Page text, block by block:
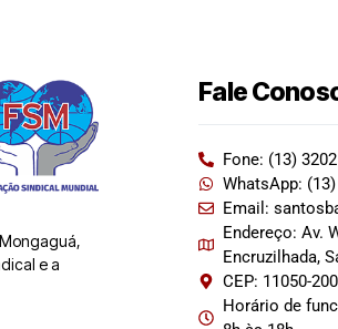
Mongaguá,
e a
Fale
Fone: (13)
WhatsApp:
Email:
Endereço: Av.
Encruzilhada,
CEP: 11050-200
Horário de